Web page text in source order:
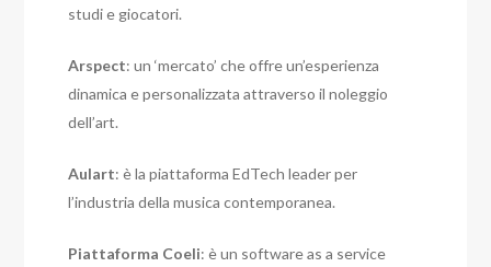
studi e giocatori.
Arspect: un ‘mercato’ che offre un’esperienza
dinamica e personalizzata attraverso il noleggio
dell’art.
Aulart: è la piattaforma EdTech leader per
l’industria della musica contemporanea.
Piattaforma Coeli: è un software as a service